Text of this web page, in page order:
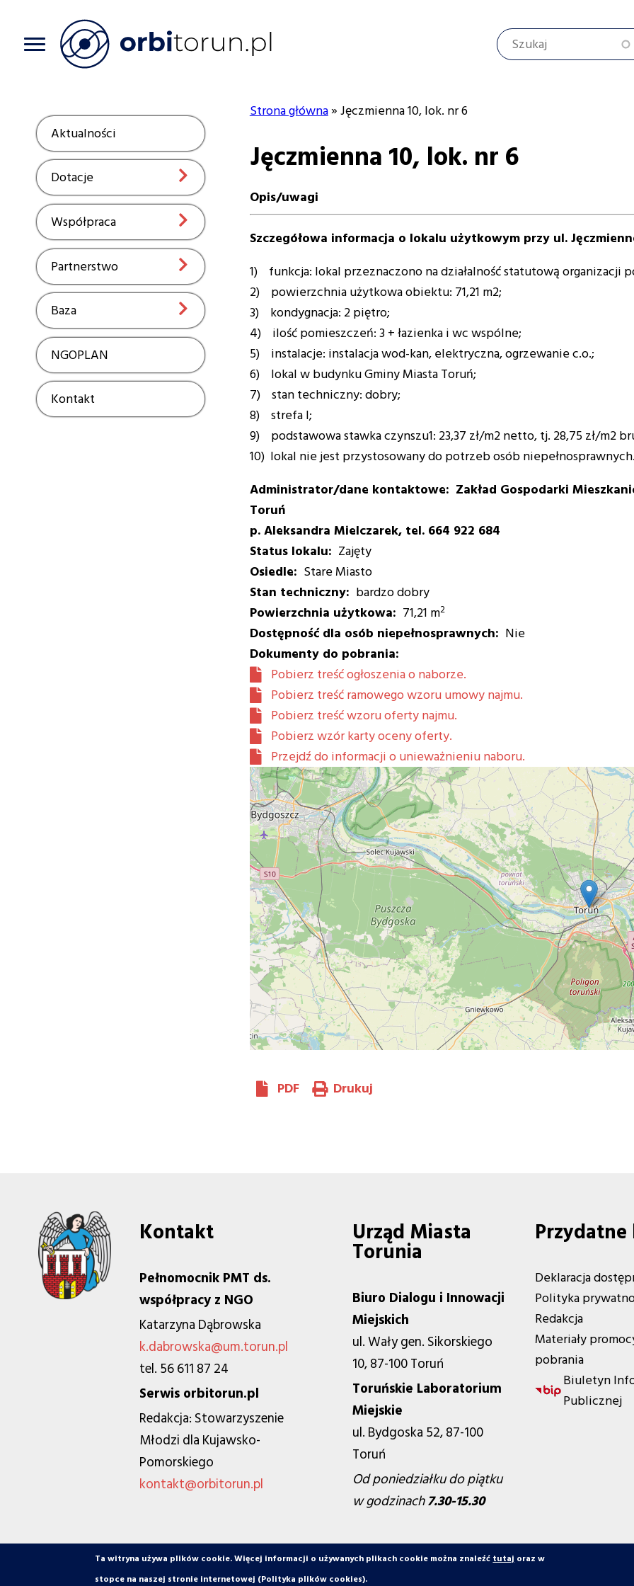
Ta witryna używa plików cookie. Więcej informacji o używanych plikach cookie można znaleźćtutajoraz w
stopce na naszej stronie internetowej (Polityka plików cookies).
Szukaj
Aktualności Show
Dotacje Show
Współpraca Show
Partnerstwo Show
Baza Show
NGOPLAN Show
Kontakt Show
nawigacyjna
Strona główna Jęczmienna 10, lok. nr 6
Jęczmienna 10, lok. nr 6
Opis/uwagi
Szczegółowa informacja o lokalu użytkowym przy ul.
1) funkcja: lokal przeznaczono na działalność statutową organizacji
2) powierzchnia użytkowa obiektu: 71,21 m2;
3) kondygnacja: 2 piętro;
4) ilość pomieszczeń: 3 + łazienka i wc wspólne;
5) instalacje: instalacja wod-kan, elektryczna, ogrzewanie c.o.;
6) lokal w budynku Gminy Miasta Toruń;
7) stan techniczny: dobry;
8) strefa I;
9) podstawowa stawka czynszu1: 23,37 zł/m2 netto, tj. 28,75 zł/m2
10) lokal nie jest przystosowany do potrzeb osób
Administrator/dane kontaktowe Zakład Gospodarki
Toruń
p. Aleksandra Mielczarek, tel. 664 922 684
Status lokalu Zajęty
Osiedle Stare Miasto
Stan techniczny bardzo dobry
Powierzchnia użytkowa 71,21 m2
Dostępność dla osób niepełnosprawnych Nie
Dokumenty do pobrania:
Pobierz treść ogłoszenia o naborze.
Pobierz treść ramowego wzoru umowy najmu.
Pobierz treść wzoru oferty najmu.
Pobierz wzór karty oceny oferty.
Przejdź do informacji o unieważnieniu naboru.
PDF Drukuj
Kontakt
Pełnomocnik PMT ds.
współpracy z NGO
Katarzyna Dąbrowska
k.dabrowska@um.torun.pl
tel. 56 611 87 24
Serwis orbitorun.pl
Redakcja: Stowarzyszenie
Młodzi dla Kujawsko-
Pomorskiego
kontakt@orbitorun.pl
Urząd Miasta
Torunia
Biuro Dialogu i Innowacji
Miejskich
ul. Wały gen. Sikorskiego
10, 87-100 Toruń
Toruńskie Laboratorium
Miejskie
ul. Bydgoska 52, 87-100
Toruń
Od poniedziałku do piątku
w godzinach7.30-15.30
Deklaracja
Polityka
Redakcja
Materiały
pobrania
Biuletyn
Publicznej
© orbiToruń.pl - Miasto, ludzie, organizacje